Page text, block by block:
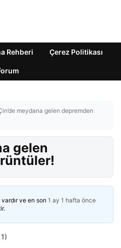
Rehberi Çerez Politikası
meydana gelen depremden
gelen
ve en son 1 ay 1 hafta önce